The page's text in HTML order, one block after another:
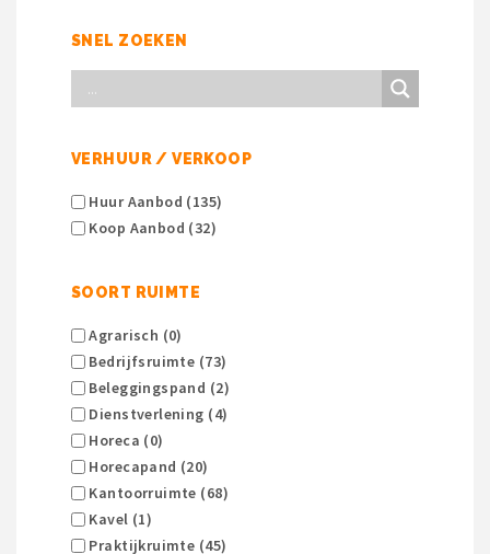
SNEL ZOEKEN
VERHUUR / VERKOOP
Huur Aanbod (135)
Koop Aanbod (32)
SOORT RUIMTE
Agrarisch (0)
Bedrijfsruimte (73)
Beleggingspand (2)
Dienstverlening (4)
Horeca (0)
Horecapand (20)
Kantoorruimte (68)
Kavel (1)
Praktijkruimte (45)